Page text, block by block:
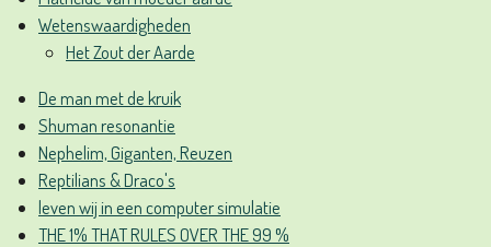
Wetenswaardigheden
Het Zout der Aarde
De man met de kruik
Shuman resonantie
Nephelim, Giganten, Reuzen
Reptilians & Draco's
leven wij in een computer simulatie
THE 1% THAT RULES OVER THE 99 %